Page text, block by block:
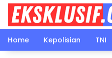
Langsung
konten
Home
Kepolisian TNI